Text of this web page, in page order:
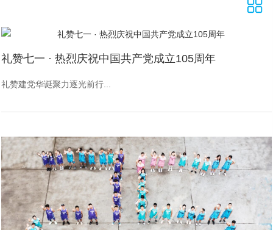
礼赞七一 · 热烈庆祝中国共产党成立105周年
礼赞建党华诞聚力逐光前行...